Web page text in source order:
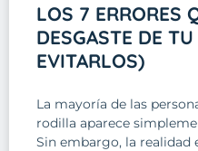
LOS 7 ERRORES
DESGASTE DE
EVITARLOS)
La mayoría de las
rodilla aparece
Sin embargo, la realidad